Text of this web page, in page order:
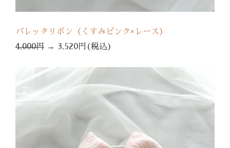
バレッタリボン（くすみピンク×レース）
4,000円 → 3,520円(税込)